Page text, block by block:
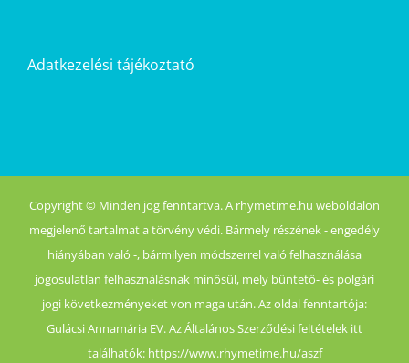
Adatkezelési tájékoztató
Copyright © Minden jog fenntartva. A rhymetime.hu weboldalon
megjelenő tartalmat a törvény védi. Bármely részének - engedély
hiányában való -, bármilyen módszerrel való felhasználása
jogosulatlan felhasználásnak minősül, mely büntető- és polgári
jogi következményeket von maga után. Az oldal fenntartója:
Gulácsi Annamária EV. Az Általános Szerződési feltételek itt
találhatók: https://www.rhymetime.hu/aszf